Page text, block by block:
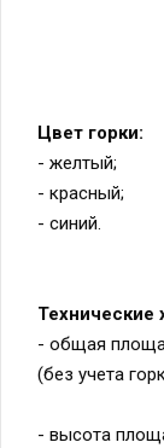
Цвет горки:
- желтый;
- красный;
- синий.
Технические
- общая
(без учета
- высота